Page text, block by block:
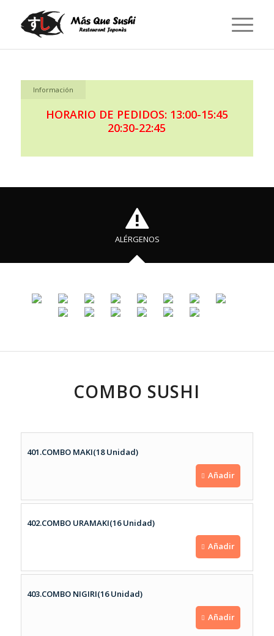
Información
HORARIO DE PEDIDOS: 13:00-15:45
20:30-22:45
ALÉRGENOS
COMBO SUSHI
401.COMBO MAKI(18 Unidad)
Añadir
402.COMBO URAMAKI(16 Unidad)
Añadir
403.COMBO NIGIRI(16 Unidad)
Añadir